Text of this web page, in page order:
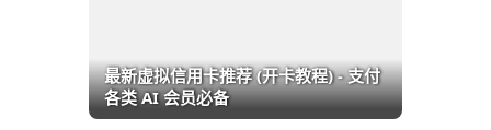
最新虚拟信用卡推荐 (开卡教程) - 支付
各类 AI 会员必备